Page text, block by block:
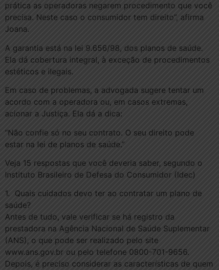
prática as operadoras negarem procedimento que você
precisa. Neste caso o consumidor tem direito”, afirma
Joana.
A garantia está na lei 9.656/98, dos planos de saúde.
Ela dá cobertura integral, à exceção de procedimentos
estéticos e ilegais.
Em caso de problemas, a advogada sugere tentar um
acordo com a operadora ou, em casos extremas,
acionar a Justiça. Ela dá a dica:
“Não confie só no seu contrato. O seu direito pode
estar na lei de planos de saúde.”
Veja 15 respostas que você deveria saber, segundo o
Instituto Brasileiro de Defesa do Consumidor (Idec)
1. Quais cuidados devo ter ao contratar um plano de
saúde?
Antes de tudo, vale verificar se há registro da
prestadora na Agência Nacional de Saúde Suplementar
(ANS), o que pode ser realizado pelo site
www.ans.gov.br ou pelo telefone 0800-701-9656.
Depois, é preciso considerar as características de quem